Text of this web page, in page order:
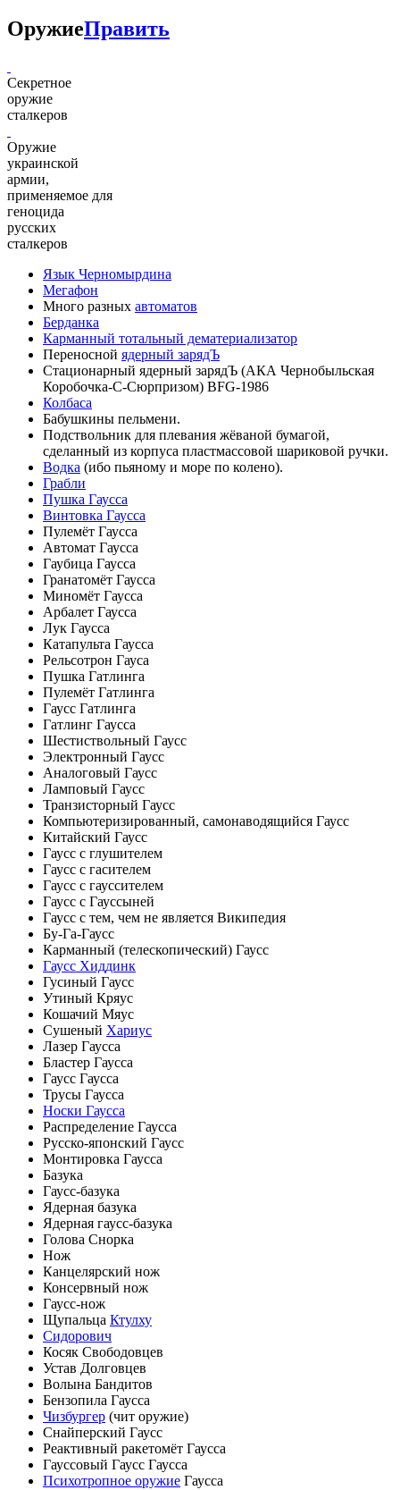
ОружиеПравить
Секретное
оружие
сталкеров
Оружие
украинской
армии,
применяемое для
геноцида
русских
сталкеров
Язык Черномырдина
Мегафон
Много разных автоматов
Берданка
Карманный тотальный дематериализатор
Переносной ядерный зарядЪ
Стационарный ядерный зарядЪ (АКА Чернобыльская
Коробочка-С-Сюрпризом) BFG-1986
Колбаса
Бабушкины пельмени.
Подствольник для плевания жёваной бумагой,
сделанный из корпуса пластмассовой шариковой ручки.
Водка (ибо пьяному и море по колено).
Грабли
Пушка Гаусса
Винтовка Гаусса
Пулемёт Гаусса
Автомат Гаусса
Гаубица Гаусса
Гранатомёт Гаусса
Миномёт Гаусса
Арбалет Гаусса
Лук Гаусса
Катапульта Гаусса
Рельсотрон Гауса
Пушка Гатлинга
Пулемёт Гатлинга
Гаусс Гатлинга
Гатлинг Гаусса
Шестиствольный Гаусс
Электронный Гаусс
Аналоговый Гаусс
Ламповый Гаусс
Транзисторный Гаусс
Компьютеризированный, самонаводящийся Гаусс
Китайский Гаусс
Гаусс с глушителем
Гаусс с гасителем
Гаусс с гауссителем
Гаусс с Гауссыней
Гаусс с тем, чем не является Википедия
Бу-Га-Гаусс
Карманный (телескопический) Гаусс
Гаусс Хиддинк
Гусиный Гаусс
Утиный Кряус
Кошачий Мяус
Сушеный Хариус
Лазер Гаусса
Бластер Гаусса
Гаусс Гаусса
Трусы Гаусса
Носки Гаусса
Распределение Гаусса
Русско-японский Гаусс
Монтировка Гаусса
Базука
Гаусс-базука
Ядерная базука
Ядерная гаусс-базука
Голова Снорка
Нож
Канцелярский нож
Консервный нож
Гаусс-нож
Щупальца Ктулху
Сидорович
Косяк Свободовцев
Устав Долговцев
Волына Бандитов
Бензопила Гаусса
Чизбургер (чит оружие)
Снайперский Гаусс
Реактивный ракетомёт Гаусса
Гауссовый Гаусс Гаусса
Психотропное оружие Гаусса